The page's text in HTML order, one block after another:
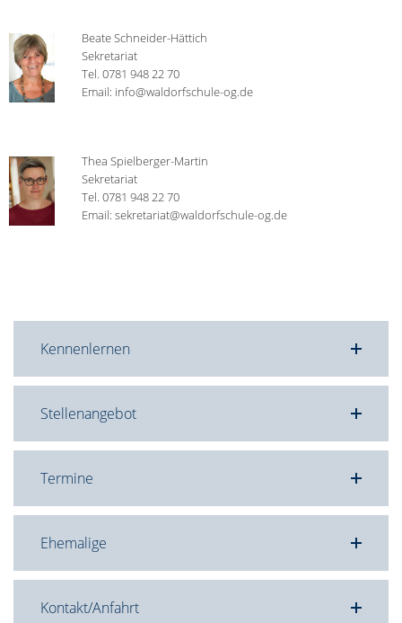
Beate Schneider-Hättich
Sekretariat
Tel. 0781 948 22 70
Email: info@waldorfschule-og.de
Thea Spielberger-Martin
Sekretariat
Tel. 0781 948 22 70
Email: sekretariat@waldorfschule-og.de
Kennenlernen
Stellenangebot
Termine
Ehemalige
Kontakt/Anfahrt